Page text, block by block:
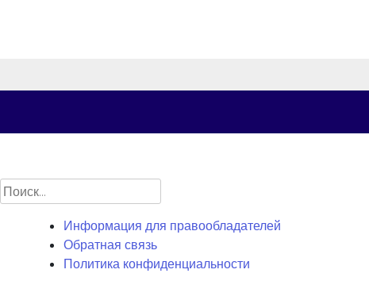
Найти:
Информация для правообладателей
Обратная связь
Политика конфиденциальности